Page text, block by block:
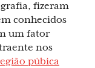
fizeram
conhecidos
um fator
nos
púbica